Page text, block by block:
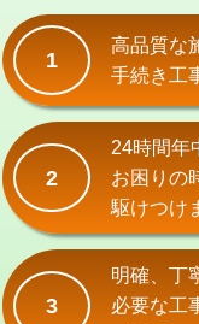
式・ワンホール）)
交換・取付(排水栓
（P/S/ポップアップ
交換・取付（その他
持込商品取付（単水
持込商品取付（混合
持込商品取付（浄水
1
高品質な
手続き工
2
24時間年
お困りの
駆けつけ
3
明確、丁
必要な工